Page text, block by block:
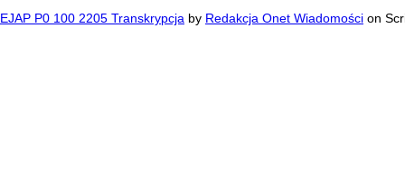
EJAP P0 100 2205 Transkrypcja by Redakcja Onet Wiadomości on